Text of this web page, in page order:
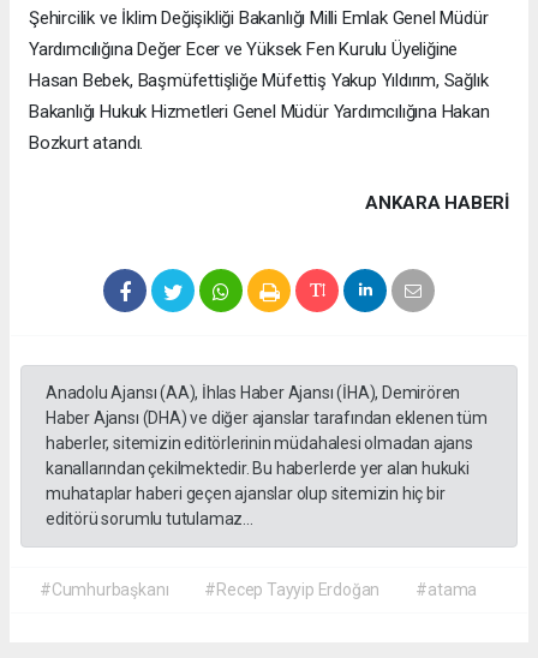
Şehircilik ve İklim Değişikliği Bakanlığı Milli Emlak Genel Müdür
Yardımcılığına Değer Ecer ve Yüksek Fen Kurulu Üyeliğine
Hasan Bebek, Başmüfettişliğe Müfettiş Yakup Yıldırım, Sağlık
Bakanlığı Hukuk Hizmetleri Genel Müdür Yardımcılığına Hakan
Bozkurt atandı.
ANKARA HABERİ
Anadolu Ajansı (AA), İhlas Haber Ajansı (İHA), Demirören
Haber Ajansı (DHA) ve diğer ajanslar tarafından eklenen tüm
haberler, sitemizin editörlerinin müdahalesi olmadan ajans
kanallarından çekilmektedir. Bu haberlerde yer alan hukuki
muhataplar haberi geçen ajanslar olup sitemizin hiç bir
editörü sorumlu tutulamaz...
#Cumhurbaşkanı #Recep Tayyip Erdoğan #atama